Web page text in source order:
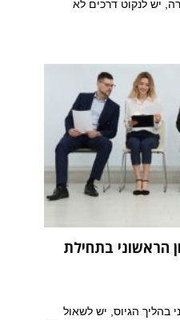
יש לנקוט דרכים לא
הראשוני בתחילת
בהליך הגיוס, יש לשאול